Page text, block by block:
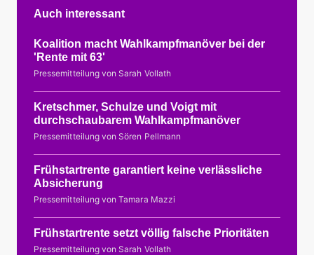
Auch interessant
Koalition macht Wahlkampfmanöver bei der
'Rente mit 63'
Pressemitteilung von Sarah Vollath
Kretschmer, Schulze und Voigt mit
durchschaubarem Wahlkampfmanöver
Pressemitteilung von Sören Pellmann
Frühstartrente garantiert keine verlässliche
Absicherung
Pressemitteilung von Tamara Mazzi
Frühstartrente setzt völlig falsche Prioritäten
Pressemitteilung von Sarah Vollath